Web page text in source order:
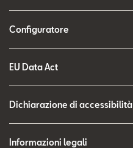
Configuratore
EU Data Act
Dichiarazione di accessibilità
Informazioni legali